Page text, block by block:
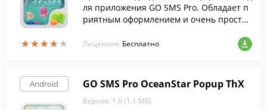
★★★★ ★
★★★★ ★
ля приложения GO SMS Pro. Обладает п
риятным оформлением и очень проста
Лицензия: Бесплатно
Android GO SMS Pro OceanStar Popup ThX
Версия: 1.6 (1.1 МБ)